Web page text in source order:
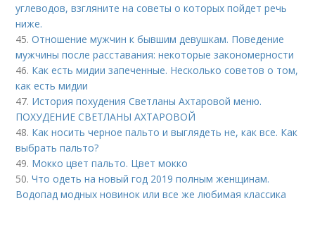
углеводов, взгляните на советы о которых пойдет речь
ниже.
45.Отношение мужчин к бывшим девушкам. Поведение
мужчины после расставания: некоторые закономерности
46. Как есть мидии запеченные. Несколько советов о том,
как есть мидии
47. История похудения Светланы Ахтаровой меню.
ПОХУДЕНИЕ СВЕТЛАНЫ АХТАРОВОЙ
48. Как носить черное пальто и выглядеть не, как все. Как
выбрать пальто?
49. Мокко цвет пальто. Цвет мокко
50.Что одеть на новый год 2019 полным женщинам.
Водопад модных новинок или все же любимая классика